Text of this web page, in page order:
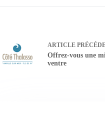
ARTICLE
Offrez-vous une
ventre